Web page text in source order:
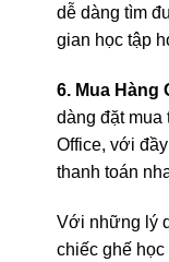
dễ dàng tìm
gian học tập
6. Mua Hàng
dàng đặt mua
Office, với
thanh toán
Với những lý
chiếc ghế